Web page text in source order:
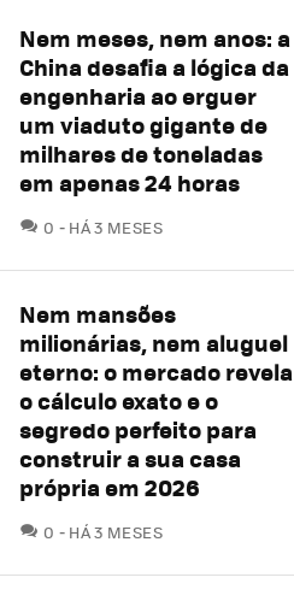
Nem meses, nem anos: a
China desafia a lógica da
engenharia ao erguer
um viaduto gigante de
milhares de toneladas
em apenas 24 horas
0 COMENTÁRIOS
HÁ 3 MESES
Nem mansões
milionárias, nem aluguel
eterno: o mercado revela
o cálculo exato e o
segredo perfeito para
construir a sua casa
própria em 2026
0 COMENTÁRIOS
HÁ 3 MESES